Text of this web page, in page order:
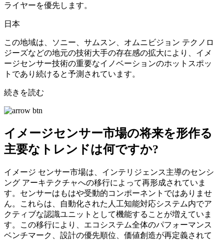
ライヤーを優先します。
日本
この地域は、ソニー、サムスン、オムニビジョン テクノロ
ジーズなどの地元の技術大手の存在感の拡大により、イメ
ージセンサー技術の重要なイノベーションのホットスポッ
トであり続けると予測されています。
続きを読む
イメージセンサー市場の将来を形作る
主要なトレンドは何ですか?
イメージ センサー市場は、インテリジェンス主導のセンシ
ング アーキテクチャへの移行によって再形成されていま
す。センサーはもはや受動的コンポーネントではありませ
ん。これらは、自動化された人工知能対応システム内でア
クティブな認識ユニットとして機能することが増えていま
す。この移行により、エコシステム全体のパフォーマンス
ベンチマーク、設計の優先順位、価値創造が再定義されて